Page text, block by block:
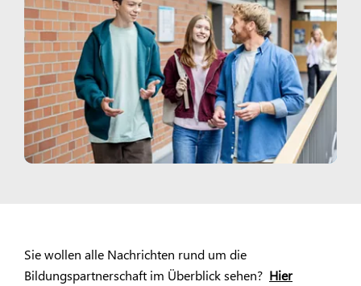
Sie wollen alle Nachrichten rund um die
Bildungspartnerschaft im Überblick sehen? Hier